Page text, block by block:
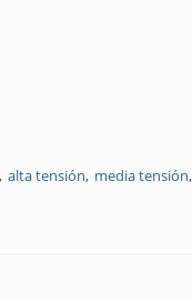
alta tensión media tensión